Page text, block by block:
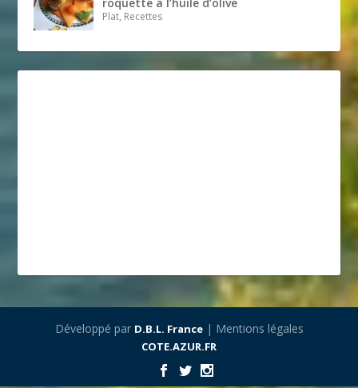
Plat, Recettes
Développé par D.B.L. France| Mentions légales
COTE.AZUR.FR